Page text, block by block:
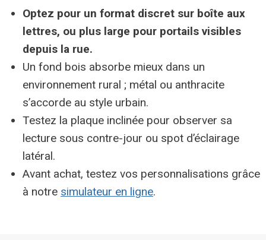
Optez pour un format discret sur boîte aux
lettres, ou plus large pour portails visibles
depuis la rue.
Un fond bois absorbe mieux dans un
environnement rural ; métal ou anthracite
s’accorde au style urbain.
Testez la plaque inclinée pour observer sa
lecture sous contre-jour ou spot d’éclairage
latéral.
Avant achat, testez vos personnalisations grâce
à notre simulateur en ligne.